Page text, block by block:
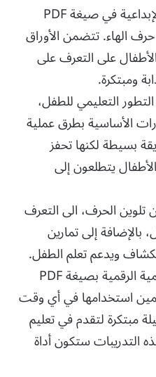
هذه المجموعة من التدريبات الإبداعية في صيغة PDF
الهاء. تتضمن الأوراق
على التعرف على
ومبتكرة.
التعليمي للطفل،
الأساسية بطرق عملية
بسيطة لكنها تحفز
يتطلعون إلى
تلوين الحرف، الى التعرف
إلى تمارين
ويدعم تعلم الطفل.
يمكن تحميل هذه المادة التعليمية الرقمية بصيغة PDF
استخدامها في أي وقت
مبتكرة لتقدم في تعليم
التدريبات ستكون أداة